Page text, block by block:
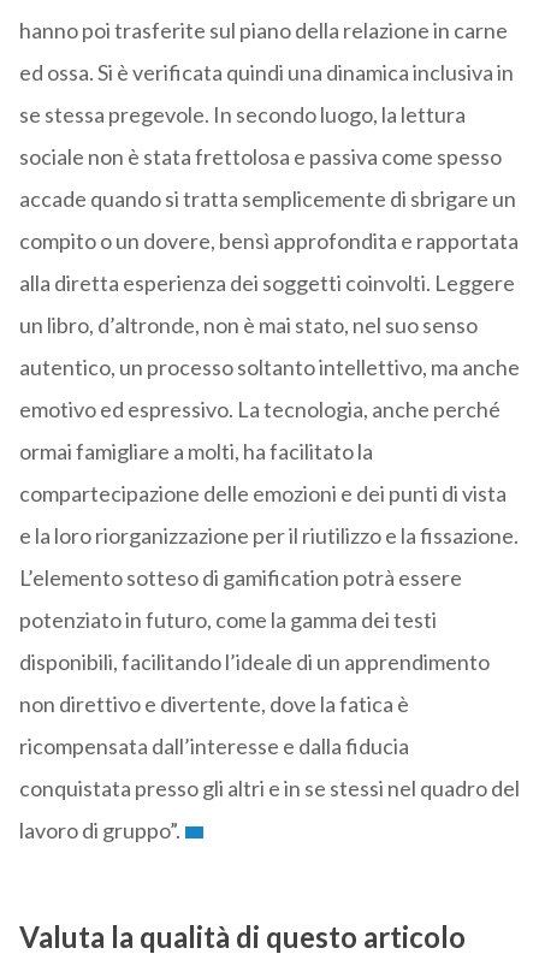
hanno poi trasferite sul piano della relazione in carne
ed ossa. Si è verificata quindi una dinamica inclusiva in
se stessa pregevole. In secondo luogo, la lettura
sociale non è stata frettolosa e passiva come spesso
accade quando si tratta semplicemente di sbrigare un
compito o un dovere, bensì approfondita e rapportata
alla diretta esperienza dei soggetti coinvolti. Leggere
un libro, d’altronde, non è mai stato, nel suo senso
autentico, un processo soltanto intellettivo, ma anche
emotivo ed espressivo. La tecnologia, anche perché
ormai famigliare a molti, ha facilitato la
compartecipazione delle emozioni e dei punti di vista
e la loro riorganizzazione per il riutilizzo e la fissazione.
L’elemento sotteso di gamification potrà essere
potenziato in futuro, come la gamma dei testi
disponibili, facilitando l’ideale di un apprendimento
non direttivo e divertente, dove la fatica è
ricompensata dall’interesse e dalla fiducia
conquistata presso gli altri e in se stessi nel quadro del
lavoro di gruppo”.
Valuta la qualità di questo articolo